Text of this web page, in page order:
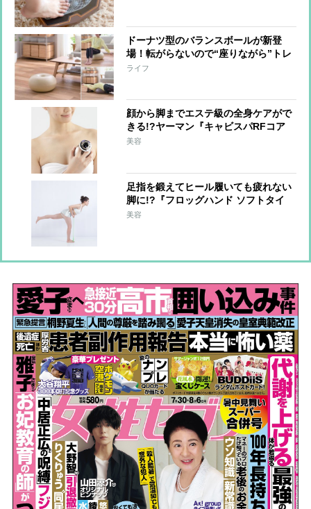
ドーナツ型のバランスボールが新登
場！転がらないので“座りながら”トレ
に最適
ライフ
顔から脚までエステ級の全身ケアがで
きる!?ヤーマン『キャビスパRFコア
EX』の実力
美容
足指を鍛えてヒール履いても疲れない
脚に!?『フロッグハンド ソフトタイ
プ』【美容賢者のダイエットグッズ】
美容